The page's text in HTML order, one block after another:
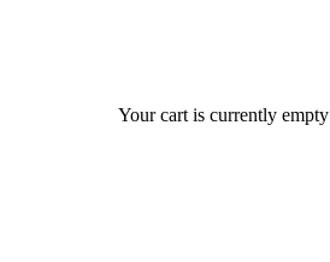
Your cart is currently empty